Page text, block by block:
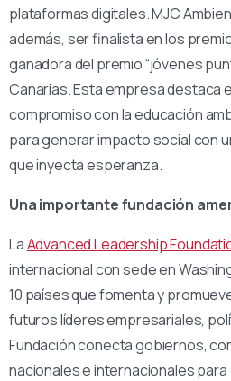
plataformas digitales. MJC
además, ser finalista en los
ganadora del premio “jóvenes
Canarias. Esta empresa destaca
compromiso con la educación
para generar impacto social con
que inyecta esperanza.
Una importante fundación
LaAdvanced Leadership
internacional con sede en
10 países que fomenta y
futuros líderes empresariales,
Fundación conecta gobiernos,
nacionales e internacionales